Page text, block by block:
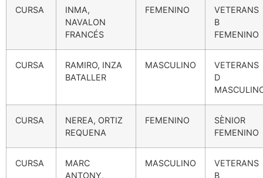
CURSA
INMA,
NAVALON
FRANCÉS
FEMENINO
VETERANS
B
FEMENINO
CURSA
RAMIRO, INZA
BATALLER
MASCULINO
VETERANS
D
CURSA
NEREA, ORTIZ
REQUENA
FEMENINO
SÈNIOR
FEMENINO
CURSA
MARC
ANTONY,
MASCULINO
VETERANS
B